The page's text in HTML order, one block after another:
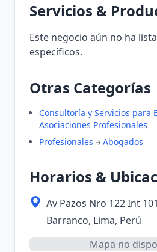
Servicios &
Este negocio aún no ha
específicos.
Otras Categorías
Consultoría y Servicios para
Asociaciones Profesionales
Profesionales
Abogados
Horarios &
Av Pazos Nro 122 Int
Barranco, Lima, Perú
Mapa no